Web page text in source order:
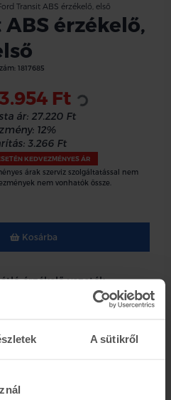
A sütikről
Transit ABS érzékelő, első
érzékelő,
1817685
Ft
Loading...
ár: 27.220 Ft
12%
3.266 Ft
KEDVEZMÉNYES ÁR
árak szerviz szolgáltatással nem
nem vonhatók össze.
Kosárba
érzékelő vezeték
hátsó kerekkekel
rendelést.